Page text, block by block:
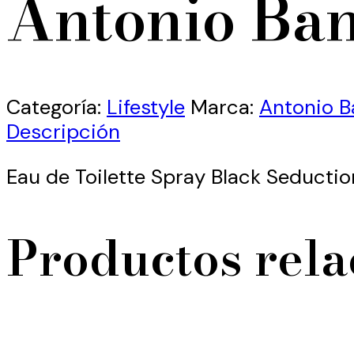
Categoría: Lifestyle Marca: Antonio
Descripción
Eau de Toilette Spray Black
Productos